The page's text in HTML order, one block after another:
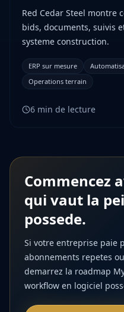
Red Cedar Steel montre
bids, documents, suivis
systeme construction.
ERP sur mesure
Operations terrain
6 min de lecture
Commencez
qui vaut la
possede.
Si votre entreprise paie
abonnements repetes
demarrez la roadmap
workflow en logiciel